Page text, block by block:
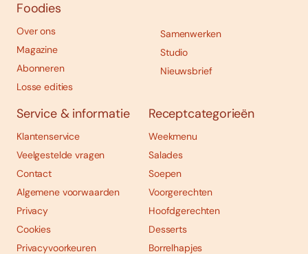
Foodies
Over ons
Magazine
Abonneren
Losse edities
Samenwerken
Studio
Nieuwsbrief
Service & informatie
Klantenservice
Veelgestelde vragen
Contact
Algemene voorwaarden
Privacy
Cookies
Privacyvoorkeuren
Receptcategorieën
Weekmenu
Salades
Soepen
Voorgerechten
Hoofdgerechten
Desserts
Borrelhapjes